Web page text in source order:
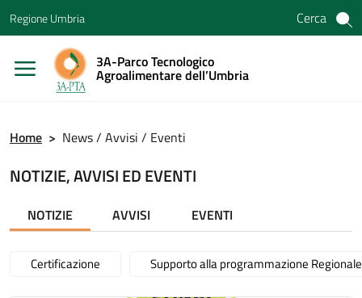
Vai al menu di navigazione
Vai al footer
Regione Umbria Cerca
3A-Parco Tecnologico
Agroalimentare dell’Umbria
Home > News / Avvisi / Eventi
NOTIZIE, AVVISI ED EVENTI
NOTIZIE AVVISI EVENTI
Certificazione Supporto alla programmazione Regionale